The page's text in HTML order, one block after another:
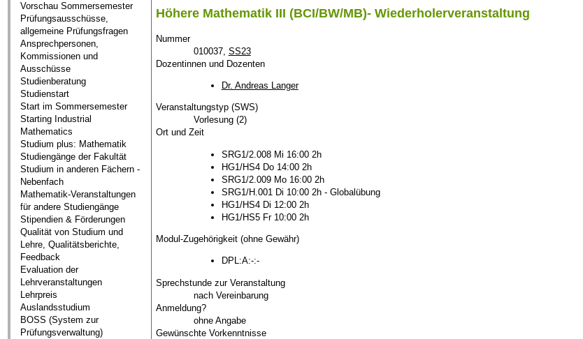
Vorschau Sommersemester
Prüfungsausschüsse,
allgemeine Prüfungsfragen
Ansprechpersonen,
Kommissionen und
Ausschüsse
Studienberatung
Studienstart
Start im Sommersemester
Starting Industrial
Mathematics
Studium plus: Mathematik
Studiengänge der Fakultät
Studium in anderen Fächern -
Nebenfach
Mathematik-Veranstaltungen
für andere Studiengänge
Stipendien & Förderungen
Qualität von Studium und
Lehre, Qualitätsberichte,
Feedback
Evaluation der
Lehrveranstaltungen
Lehrpreis
Auslandsstudium
BOSS (System zur
Prüfungsverwaltung)
Höhere Mathematik III (BCI/BW/MB)- Wiederholerveranstaltung
Nummer
010037, SS23
Dozentinnen und Dozenten
Dr. Andreas Langer
Veranstaltungstyp (SWS)
Vorlesung (2)
Ort und Zeit
SRG1/2.008 Mi 16:00 2h
HG1/HS4 Do 14:00 2h
SRG1/2.009 Mo 16:00 2h
SRG1/H.001 Di 10:00 2h - Globalübung
HG1/HS4 Di 12:00 2h
HG1/HS5 Fr 10:00 2h
Modul-Zugehörigkeit (ohne Gewähr)
DPL:A:-:-
Sprechstunde zur Veranstaltung
nach Vereinbarung
Anmeldung?
ohne Angabe
Gewünschte Vorkenntnisse